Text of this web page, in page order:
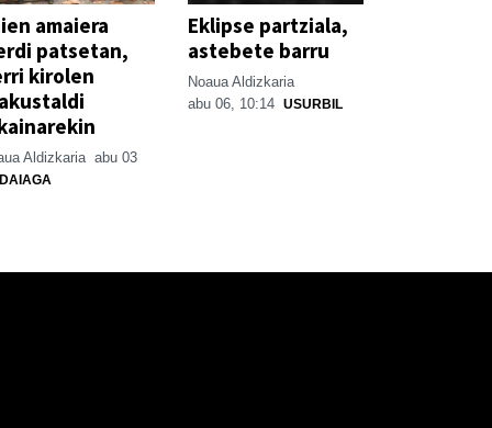
amaiera
patsetan,
kirolen
Aldizkaria abu 03
Eklipse partziala,
astebete barru
Noaua Aldizkaria
abu 06, 10:14 USURBIL